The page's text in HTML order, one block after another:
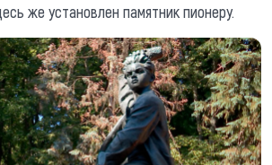
же установлен памятник пионеру.